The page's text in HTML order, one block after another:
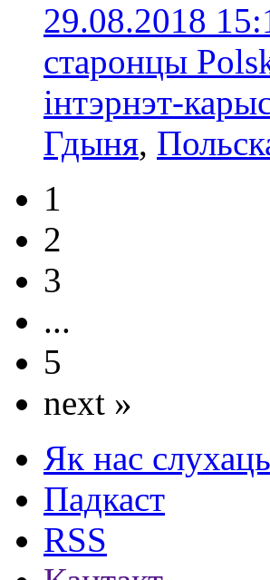
29.08.2018
старонцы
інтэрнэт-
Гдыня,
1
2
3
...
5
next »
Як нас слухаць
Падкаст
RSS